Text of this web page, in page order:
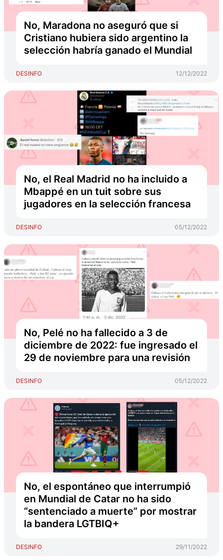
No, Maradona no aseguró que si
Cristiano hubiera sido argentino la
selección habría ganado el Mundial
DESINFO 12/12/2022
No, el Real Madrid no ha incluido a
Mbappé en un tuit sobre sus
jugadores en la selección francesa
DESINFO 05/12/2022
No, Pelé no ha fallecido a 3 de
diciembre de 2022: fue ingresado el
29 de noviembre para una revisión
DESINFO 05/12/2022
No, el espontáneo que interrumpió
en Mundial de Catar no ha sido
“sentenciado a muerte” por mostrar
la bandera LGTBIQ+
DESINFO 29/11/2022